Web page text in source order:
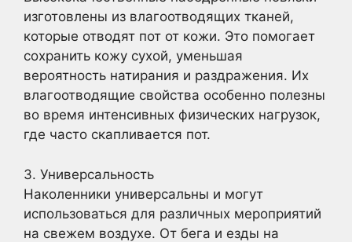
изготовлены из влагоотводящих тканей,
которые отводят пот от кожи. Это помогает
сохранить кожу сухой, уменьшая
вероятность натирания и раздражения. Их
влагоотводящие свойства особенно полезны
во время интенсивных физических нагрузок,
где часто скапливается пот.
3. Универсальность
Наколенники универсальны и могут
использоваться для различных мероприятий
на свежем воздухе. От бега и езды на